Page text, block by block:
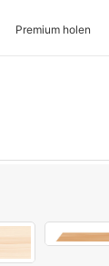
Premium holen